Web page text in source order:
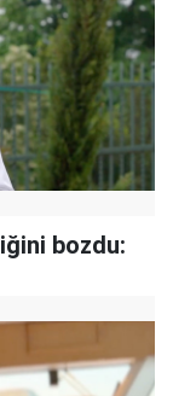
bozdu: